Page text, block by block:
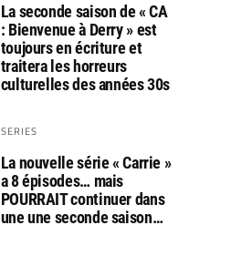
La seconde saison de « CA
: Bienvenue à Derry » est
toujours en écriture et
traitera les horreurs
culturelles des années 30s
SERIES
La nouvelle série « Carrie »
a 8 épisodes… mais
POURRAIT continuer dans
une une seconde saison…